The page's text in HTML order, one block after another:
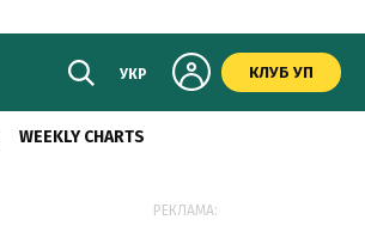
УКР КЛУБ УП
WEEKLY CHARTS
РЕКЛАМА: